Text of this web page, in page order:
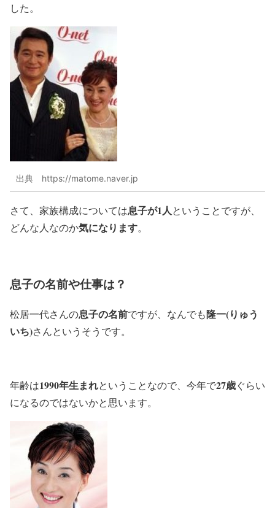
した。
出典 https://matome.naver.jp
さて、家族構成については息子が1人ということですが、
どんな人なのか気になります。
息子の名前や仕事は？
松居一代さんの息子の名前ですが、なんでも隆一(りゅう
いち)さんというそうです。
年齢は1990年生まれということなので、今年で27歳ぐらい
になるのではないかと思います。